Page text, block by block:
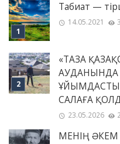
Табиғат —
14.05.2021
«ТАЗА
АУДАНЫНДА
САЛАҒА
23.05.2026
МЕНІҢ